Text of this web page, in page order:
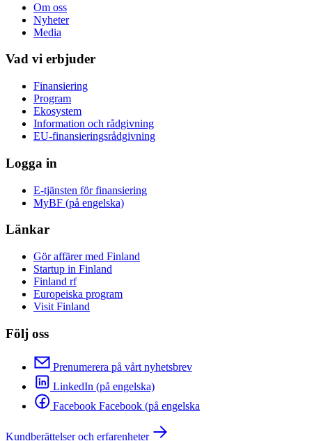
Om oss
Nyheter
Media
Vad vi erbjuder
Finansiering
Program
Ekosystem
Information och rådgivning
EU-finansieringsrådgivning
Logga in
E-tjänsten för finansiering
MyBF (på engelska)
Länkar
Gör affärer med Finland
Startup in Finland
Finland rf
Europeiska program
Visit Finland
Följ oss
Prenumerera på vårt nyhetsbrev
LinkedIn (på engelska)
Facebook Facebook (på engelska
Kundberättelser och erfarenheter